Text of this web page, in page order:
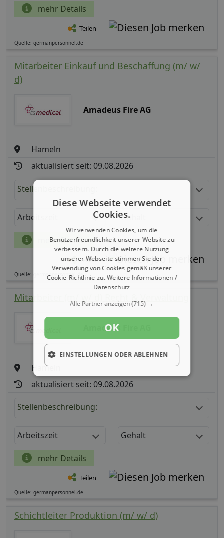
mehr Details
Teilen
Quelle: germanpersonnel.de
Mitarbeiter Einkauf und Beschaffung (m/ w/
d)
Amadeus Fire AG
Hameln
aktualisiert seit: 09.08.2026
Stellenbeschreibung:
Arbeitszeit Gehalt
mehr Details
Teilen
Quelle: germanpersonnel.de
Mitarbeiter (m/ w/ d) Recht & Verwaltung
Amadeus Fire AG
Hameln
aktualisiert seit: 09.08.2026
Stellenbeschreibung:
Arbeitszeit Gehalt
mehr Details
Teilen
Quelle: germanpersonnel.de
Schichtleiter Produktion (m/ w/ d)
Diese Webseite verwendet
Cookies.
Wir verwenden Cookies, um die
Benutzerfreundlichkeit unserer Website zu
verbessern. Durch die weitere Nutzung
unserer Webseite stimmen Sie der
Verwendung von Cookies gemäß unserer
Cookie-Richtlinie zu.Weitere Informationen /
Datenschutz
Alle Partner anzeigen(715) →
OK
EINSTELLUNGEN ODER ABLEHNEN